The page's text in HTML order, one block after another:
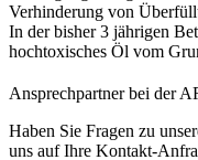
Verhinderung von
In der bisher 3 jährigen
hochtoxisches Öl vom
Ansprechpartner bei der
Haben Sie Fragen zu
uns auf Ihre Kontakt-